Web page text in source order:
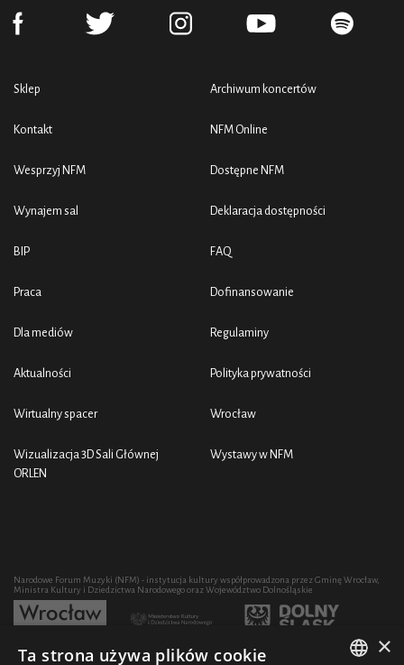
Sklep
Kontakt
Wesprzyj NFM
Wynajem sal
BIP
Praca
Dla mediów
Aktualności
Wirtualny spacer
Wizualizacja 3D Sali Głównej
ORLEN
Archiwum koncertów
NFM Online
Dostępne NFM
Deklaracja dostępności
FAQ
Dofinansowanie
Regulaminy
Polityka prywatności
Wrocław
Wystawy w NFM
Narodowe Forum Muzyki (NFM) - instytucja kultury współprowadzona przez Gminę Wrocław,
Ministra Kultury i Dziedzictwa Narodowego oraz Województwo Dolnośląskie
Rozwój działalności artystycznej i edukacyjnej NFM poprzez zakup sprzętu współfinansowany
×
Ta strona używa plików cookie